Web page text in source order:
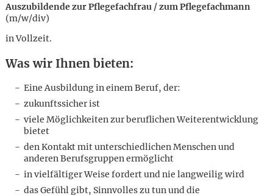
Auszubildende zur Pflegefachfrau / zum Pflegefachmann
(m/w/div)
in Vollzeit.
Was wir Ihnen bieten:
Eine Ausbildung in einem Beruf, der:
zukunftssicher ist
viele Möglichkeiten zur beruflichen Weiterentwicklung
bietet
den Kontakt mit unterschiedlichen Menschen und
anderen Berufsgruppen ermöglicht
in vielfältiger Weise fordert und nie langweilig wird
das Gefühl gibt, Sinnvolles zu tun und die
Karte anzeigen